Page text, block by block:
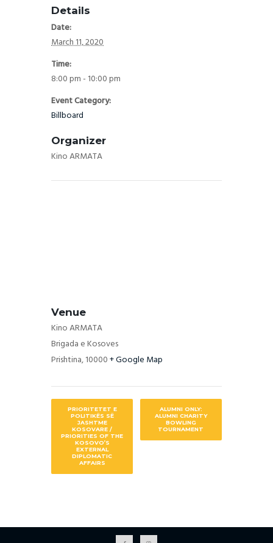
Details
Date:
March 11, 2020
Time:
8:00 pm - 10:00 pm
Event Category:
Billboard
Organizer
Kino ARMATA
Venue
Kino ARMATA
Brigada e Kosoves
Prishtina,10000+ Google Map
PRIORITETET E
POLITIKËS SË
JASHTME
KOSOVARE /
PRIORITIES OF THE
KOSOVO’S
EXTERNAL
DIPLOMATIC
AFFAIRS
ALUMNI ONLY:
ALUMNI CHARITY
BOWLING
TOURNAMENT